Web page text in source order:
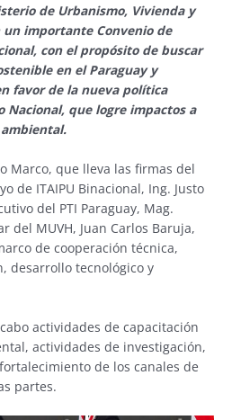
de Urbanismo, Vivienda y
importante Convenio de
con el propósito de buscar
en el Paraguay y
favor de la nueva política
Nacional, que logre impactos a
Marco, que lleva las firmas del
de ITAIPU Binacional, Ing. Justo
del PTI Paraguay, Mag.
del MUVH, Juan Carlos Baruja,
de cooperación técnica,
desarrollo tecnológico y
actividades de capacitación
actividades de investigación,
de los canales de
partes.